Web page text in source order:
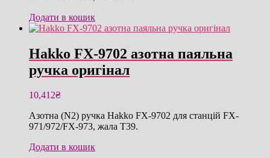
Додати в кошик
Hakko FX-9702 азотна паяльна
ручка оригінал
10,412₴
Азотна (N2) ручка Hakko FX-9702 для станцій FX-
971/972/FX-973, жала T39.
Додати в кошик